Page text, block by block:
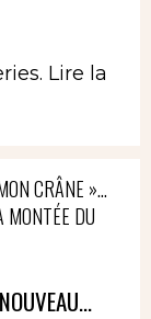
Lire la
CRÂNE »…
MONTÉE DU